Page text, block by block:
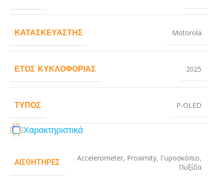
ΚΑΤΑΣΚΕΥΑΣΤΉΣ Motorola
ΈΤΟΣ ΚΥΚΛΟΦΟΡΊΑΣ 2025
ΤΎΠΟΣ P-OLED
Χαρακτηριστικά
ΑΙΣΘΗΤΉΡΕΣ Accelerometer, Proximity, Γυροσκόπιο,
Πυξίδα